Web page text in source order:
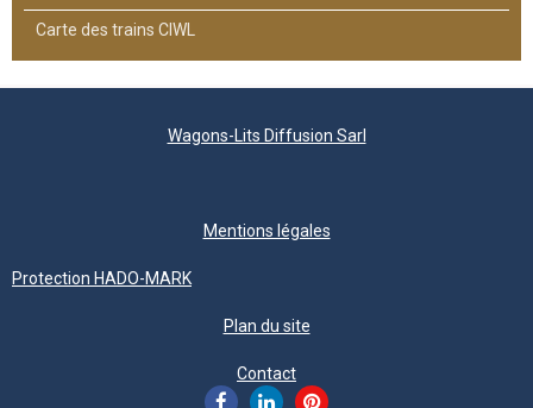
Carte des trains CIWL
Wagons-Lits Diffusion Sarl
Mentions légales
Protection HADO-MARK
Plan du site
Contact